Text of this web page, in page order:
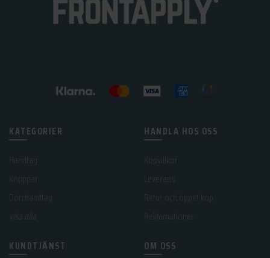
KATEGORIER
Handtag
Dörrhandtag
HANDLA HOS OSS
Retur och öppet köp
Reklamationer
KUNDTJÄNST
OM OSS